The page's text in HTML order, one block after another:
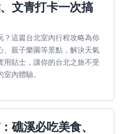
文青打卡一次搞
？這篇台北室內行程攻略為你
、親子樂園等景點，解決天氣
用貼士，讓你的台北之旅不受
內體驗。
礁溪必吃美食、